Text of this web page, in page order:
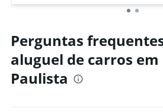
Perguntas
aluguel de carros
Paulista